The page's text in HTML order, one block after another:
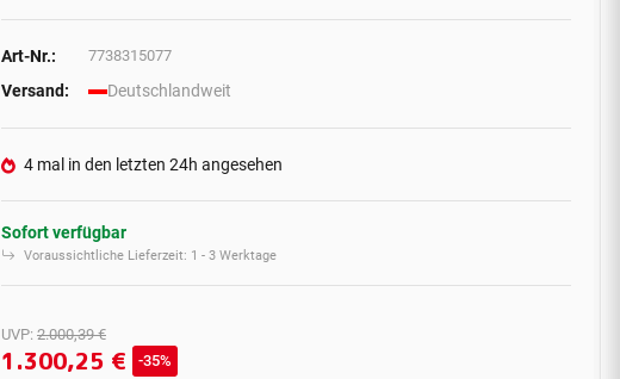
Art-Nr.: 7738315077
Versand: Deutschlandweit
4 mal in den letzten 24h angesehen
Sofort verfügbar
Voraussichtliche Lieferzeit: 1 - 3 Werktage
UVP: 2.000,39 €
1.300,25 €
35%